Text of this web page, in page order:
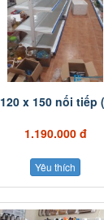
x 150 nối tiếp
1.190.000 đ
Yêu thích